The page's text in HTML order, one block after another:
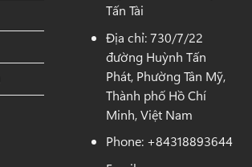
Tấn Tài
Địa chỉ: 730/7/22
đường Huỳnh Tấn
Phát, Phường Tân Mỹ,
Thành phố Hồ Chí
Minh, Việt Nam
Phone: +84318893644